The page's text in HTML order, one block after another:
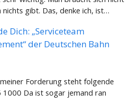
nichts gibt. Das, denke ich, ist…
Dich: „Serviceteam
der Deutschen Bahn
Forderung steht folgende
Da ist sogar jemand ran